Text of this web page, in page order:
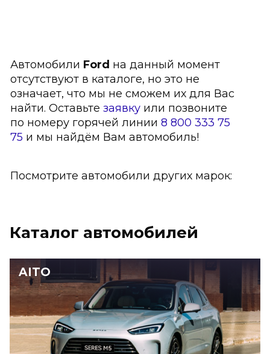
Автомобили Ford на данный момент
отсутствуют в каталоге, но это не
означает, что мы не сможем их для Вас
найти. Оставьте заявку или позвоните
по номеру горячей линии 8 800 333 75
75 и мы найдём Вам автомобиль!
Посмотрите автомобили других марок:
Каталог автомобилей
AITO